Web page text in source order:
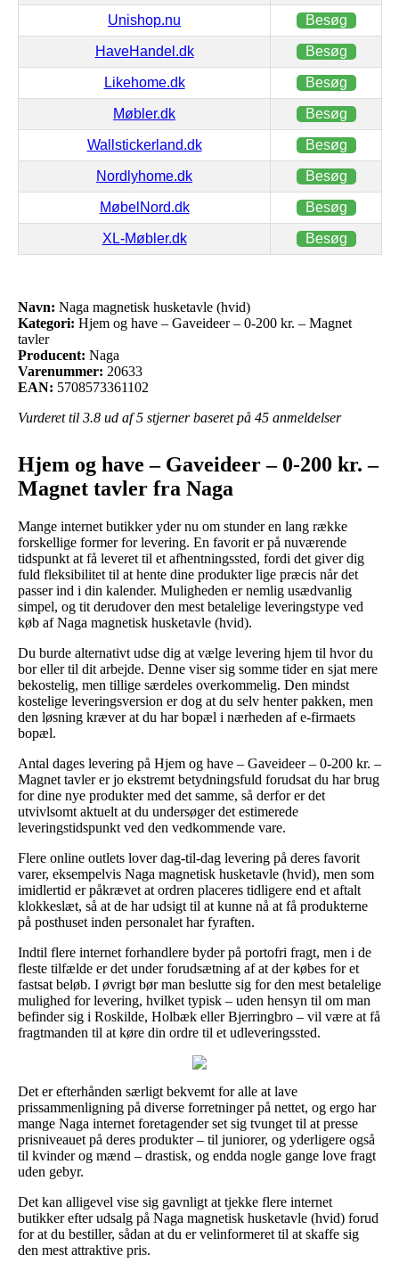
Unishop.nu Besøg
HaveHandel.dk Besøg
Likehome.dk Besøg
Møbler.dk Besøg
Wallstickerland.dk Besøg
Nordlyhome.dk Besøg
MøbelNord.dk Besøg
XL-Møbler.dk Besøg
Navn: Naga magnetisk husketavle (hvid)
Kategori: Hjem og have – Gaveideer – 0-200 kr. – Magnet
tavler
Producent: Naga
Varenummer: 20633
EAN: 5708573361102
Vurderet til 3.8 ud af 5 stjerner baseret på 45 anmeldelser
Hjem og have – Gaveideer – 0-200 kr. –
Magnet tavler fra Naga
Mange internet butikker yder nu om stunder en lang række
forskellige former for levering. En favorit er på nuværende
tidspunkt at få leveret til et afhentningssted, fordi det giver dig
fuld fleksibilitet til at hente dine produkter lige præcis når det
passer ind i din kalender. Muligheden er nemlig usædvanlig
simpel, og tit derudover den mest betalelige leveringstype ved
køb af Naga magnetisk husketavle (hvid).
Du burde alternativt udse dig at vælge levering hjem til hvor du
bor eller til dit arbejde. Denne viser sig somme tider en sjat mere
bekostelig, men tillige særdeles overkommelig. Den mindst
kostelige leveringsversion er dog at du selv henter pakken, men
den løsning kræver at du har bopæl i nærheden af e-firmaets
bopæl.
Antal dages levering på Hjem og have – Gaveideer – 0-200 kr. –
Magnet tavler er jo ekstremt betydningsfuld forudsat du har brug
for dine nye produkter med det samme, så derfor er det
utvivlsomt aktuelt at du undersøger det estimerede
leveringstidspunkt ved den vedkommende vare.
Flere online outlets lover dag-til-dag levering på deres favorit
varer, eksempelvis Naga magnetisk husketavle (hvid), men som
imidlertid er påkrævet at ordren placeres tidligere end et aftalt
klokkeslæt, så at de har udsigt til at kunne nå at få produkterne
på posthuset inden personalet har fyraften.
Indtil flere internet forhandlere byder på portofri fragt, men i de
fleste tilfælde er det under forudsætning af at der købes for et
fastsat beløb. I øvrigt bør man beslutte sig for den mest betalelige
mulighed for levering, hvilket typisk – uden hensyn til om man
befinder sig i Roskilde, Holbæk eller Bjerringbro – vil være at få
fragtmanden til at køre din ordre til et udleveringssted.
Det er efterhånden særligt bekvemt for alle at lave
prissammenligning på diverse forretninger på nettet, og ergo har
mange Naga internet foretagender set sig tvunget til at presse
prisniveauet på deres produkter – til juniorer, og yderligere også
til kvinder og mænd – drastisk, og endda nogle gange love fragt
uden gebyr.
Det kan alligevel vise sig gavnligt at tjekke flere internet
butikker efter udsalg på Naga magnetisk husketavle (hvid) forud
for at du bestiller, sådan at du er velinformeret til at skaffe sig
den mest attraktive pris.